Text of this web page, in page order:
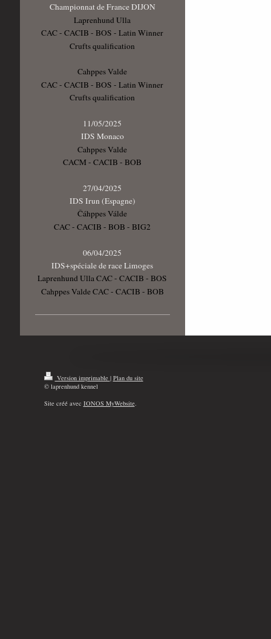
Championnat de France DIJON
Laprenhund Ulla
CAC - CACIB - BOS - Latin Winner
Crufts qualification
Cahppes Valde
CAC - CACIB - BOS - Latin Winner
Crufts qualification
11/05/2025
IDS Monaco
Cahppes Valde
CACM - CACIB - BOB
27/04/2025
IDS Irun (Espagne)
Čáhppes Válde
CAC - CACIB - BOB - BIG2
06/04/2025
IDS+spéciale de race Limoges
Laprenhund Ulla CAC - CACIB - BOS
Cahppes Valde CAC - CACIB - BOB
Version imprimable | Plan du site
© laprenhund kennel
Site créé avec IONOS MyWebsite.